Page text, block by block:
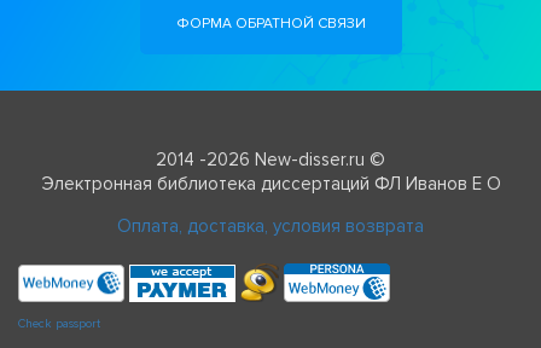
ФОРМА ОБРАТНОЙ СВЯЗИ
2014 -2026 New-disser.ru ©
Электронная библиотека диссертаций ФЛ Иванов Е О
Оплата, доставка, условия возврата
Check passport